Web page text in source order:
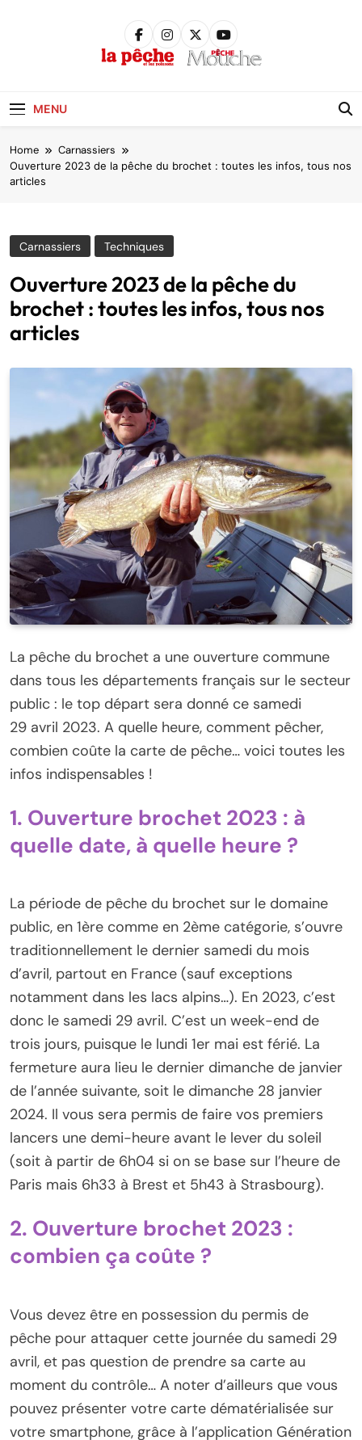
MENU
Home Carnassiers
Ouverture 2023 de la pêche du brochet : toutes les infos, tous nos
articles
Carnassiers Techniques
Ouverture 2023 de la pêche du
brochet : toutes les infos, tous nos
articles
La pêche du brochet a une ouverture commune
dans tous les départements français sur le secteur
public : le top départ sera donné ce samedi
29 avril 2023. A quelle heure, comment pêcher,
combien coûte la carte de pêche… voici toutes les
infos indispensables !
1. Ouverture brochet 2023 : à
quelle date, à quelle heure ?
La période de pêche du brochet sur le domaine
public, en 1ère comme en 2ème catégorie, s’ouvre
traditionnellement le dernier samedi du mois
d’avril, partout en France (sauf exceptions
notamment dans les lacs alpins…). En 2023, c’est
donc le samedi 29 avril. C’est un week-end de
trois jours, puisque le lundi 1er mai est férié. La
fermeture aura lieu le dernier dimanche de janvier
de l’année suivante, soit le dimanche 28 janvier
2024. Il vous sera permis de faire vos premiers
lancers une demi-heure avant le lever du soleil
(soit à partir de 6h04 si on se base sur l’heure de
Paris mais 6h33 à Brest et 5h43 à Strasbourg).
2. Ouverture brochet 2023 :
combien ça coûte ?
Vous devez être en possession du permis de
pêche pour attaquer cette journée du samedi 29
avril, et pas question de prendre sa carte au
moment du contrôle… A noter d’ailleurs que vous
pouvez présenter votre carte dématérialisée sur
votre smartphone, grâce à l’application Génération